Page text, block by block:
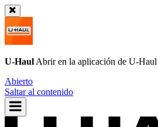
U-Haul Abrir en la aplicación de U-Haul
Abierto
Saltar al contenido